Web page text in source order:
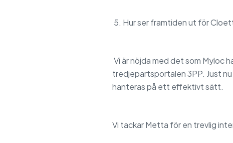
5. Hur ser framtiden ut för
Vi är nöjda med det som Myloc
tredjepartsportalen 3PP. Just
hanteras på ett effektivt sätt.
Vi tackar Metta för en trevlig